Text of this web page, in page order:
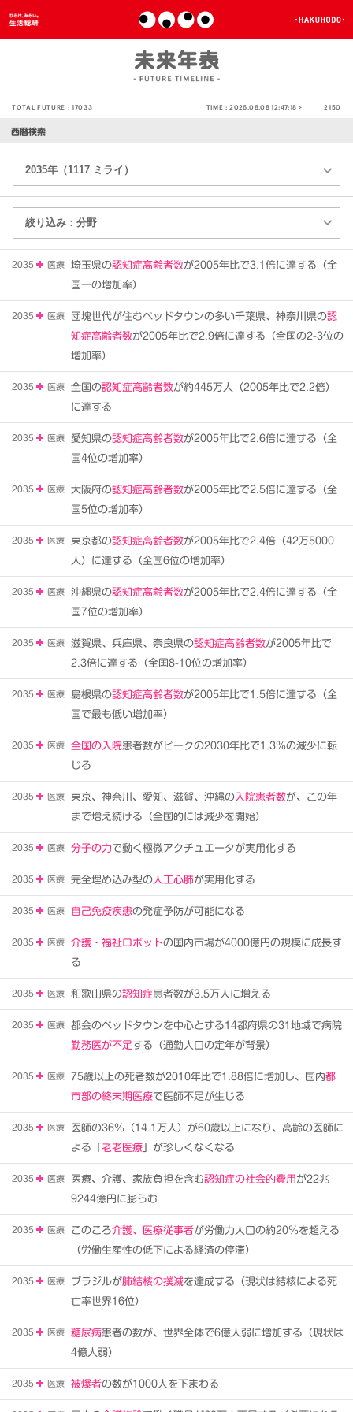
TOTAL FUTURE :17033 TIME :2026.08.08 12:47:18 > 2150
西暦検索
2035 医療 埼玉県の認知症高齢者数が2005年比で3.1倍に達する（全
国一の増加率）
2035 医療 団塊世代が住むベッドタウンの多い千葉県、神奈川県の認
知症高齢者数が2005年比で2.9倍に達する（全国の2-3位の
増加率）
2035 医療 全国の認知症高齢者数が約445万人（2005年比で2.2倍）
に達する
2035 医療 愛知県の認知症高齢者数が2005年比で2.6倍に達する（全
国4位の増加率）
2035 医療 大阪府の認知症高齢者数が2005年比で2.5倍に達する（全
国5位の増加率）
2035 医療 東京都の認知症高齢者数が2005年比で2.4倍（42万5000
人）に達する（全国6位の増加率）
2035 医療 沖縄県の認知症高齢者数が2005年比で2.4倍に達する（全
国7位の増加率）
2035 医療 滋賀県、兵庫県、奈良県の認知症高齢者数が2005年比で
2.3倍に達する（全国8-10位の増加率）
2035 医療 島根県の認知症高齢者数が2005年比で1.5倍に達する（全
国で最も低い増加率）
2035 医療 全国の入院患者数がピークの2030年比で1.3％の減少に転
じる
2035 医療 東京、神奈川、愛知、滋賀、沖縄の入院患者数が、この年
まで増え続ける（全国的には減少を開始）
2035 医療 分子の力で動く極微アクチュエータが実用化する
2035 医療 完全埋め込み型の人工心肺が実用化する
2035 医療 自己免疫疾患の発症予防が可能になる
2035 医療 介護・福祉ロボットの国内市場が4000億円の規模に成長す
る
2035 医療 和歌山県の認知症患者数が3.5万人に増える
2035 医療
都会のベッドタウンを中心とする14都府県の31地域で病院
勤務医が不足する（通勤人口の定年が背景）
2035 医療 75歳以上の死者数が2010年比で1.88倍に増加し、国内都
市部の終末期医療で医師不足が生じる
2035 医療
医師の36％（14.1万人）が60歳以上になり、高齢の医師に
よる「 老老医療 」が珍しくなくなる
2035 医療 医療、介護、家族負担を含む認知症の社会的費用 が22兆
9244億円に膨らむ
2035 医療 このころ介護、医療従事者が労働力人口の約20％を超える
（労働生産性の低下による経済の停滞）
2035 医療 ブラジルが肺結核の撲滅を達成する（現状は結核による死
亡率世界16位）
2035 医療 糖尿病患者の数が、世界全体で6億人弱に増加する（現状は
4億人弱）
2035 医療 被爆者の数が1000人を下まわる